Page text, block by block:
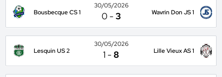
Bousbecque CS 1
30/05/2026
0 -3 Wavrin Don JS 1
Lesquin US 2
30/05/2026
1 -8 Lille Vieux AS 1